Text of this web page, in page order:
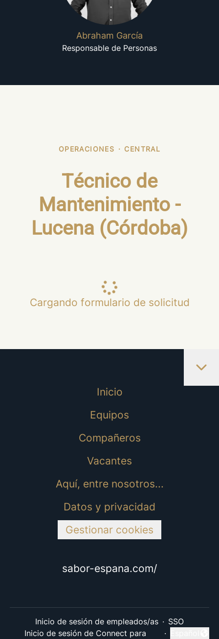
Abraham García
Responsable de Personas
OPERACIONES · CENTRAL
Técnico de
Mantenimiento -
Lucena (Córdoba)
Cargando formulario de solicitud
Inicio
Equipos
Compañeros
Vacantes
Aquí, entre nosotros...
Datos y privacidad
Gestionar cookies
sabor-espana.com/
Inicio de sesión de empleados/as · SSO
Inicio de sesión de Connect para
·